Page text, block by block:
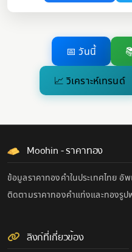
📅 วันนี้
📈 วิเคราะห์เทรนด์
Moohin - ราคาทอง
ข้อมูลราคาทองคำในประเทศไทย อั
ติดตามราคาทองคำแท่งและทองรู
ลิงก์ที่เกี่ยวข้อง